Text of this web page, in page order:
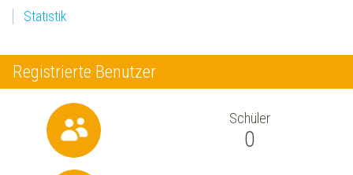
Statistik
Registrierte Benutzer
Schüler
0